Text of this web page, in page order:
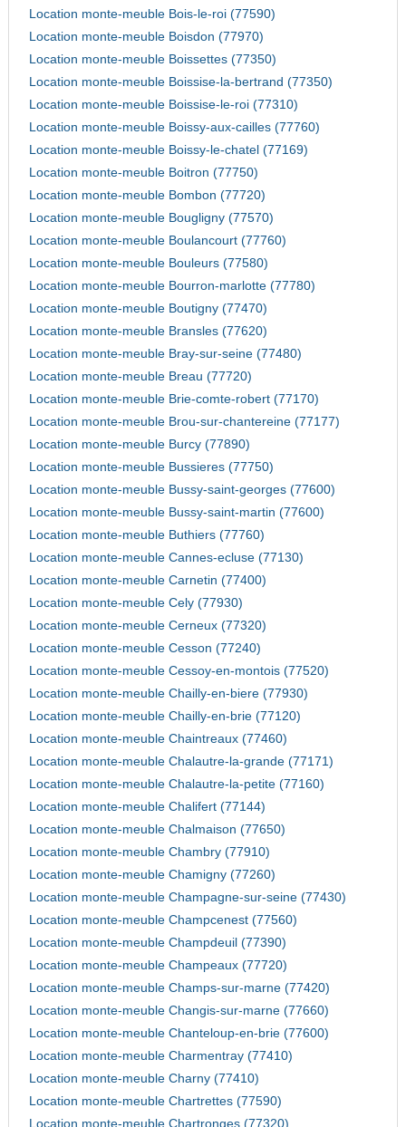
Location monte-meuble Bois-le-roi (77590)
Location monte-meuble Boisdon (77970)
Location monte-meuble Boissettes (77350)
Location monte-meuble Boissise-la-bertrand (77350)
Location monte-meuble Boissise-le-roi (77310)
Location monte-meuble Boissy-aux-cailles (77760)
Location monte-meuble Boissy-le-chatel (77169)
Location monte-meuble Boitron (77750)
Location monte-meuble Bombon (77720)
Location monte-meuble Bougligny (77570)
Location monte-meuble Boulancourt (77760)
Location monte-meuble Bouleurs (77580)
Location monte-meuble Bourron-marlotte (77780)
Location monte-meuble Boutigny (77470)
Location monte-meuble Bransles (77620)
Location monte-meuble Bray-sur-seine (77480)
Location monte-meuble Breau (77720)
Location monte-meuble Brie-comte-robert (77170)
Location monte-meuble Brou-sur-chantereine (77177)
Location monte-meuble Burcy (77890)
Location monte-meuble Bussieres (77750)
Location monte-meuble Bussy-saint-georges (77600)
Location monte-meuble Bussy-saint-martin (77600)
Location monte-meuble Buthiers (77760)
Location monte-meuble Cannes-ecluse (77130)
Location monte-meuble Carnetin (77400)
Location monte-meuble Cely (77930)
Location monte-meuble Cerneux (77320)
Location monte-meuble Cesson (77240)
Location monte-meuble Cessoy-en-montois (77520)
Location monte-meuble Chailly-en-biere (77930)
Location monte-meuble Chailly-en-brie (77120)
Location monte-meuble Chaintreaux (77460)
Location monte-meuble Chalautre-la-grande (77171)
Location monte-meuble Chalautre-la-petite (77160)
Location monte-meuble Chalifert (77144)
Location monte-meuble Chalmaison (77650)
Location monte-meuble Chambry (77910)
Location monte-meuble Chamigny (77260)
Location monte-meuble Champagne-sur-seine (77430)
Location monte-meuble Champcenest (77560)
Location monte-meuble Champdeuil (77390)
Location monte-meuble Champeaux (77720)
Location monte-meuble Champs-sur-marne (77420)
Location monte-meuble Changis-sur-marne (77660)
Location monte-meuble Chanteloup-en-brie (77600)
Location monte-meuble Charmentray (77410)
Location monte-meuble Charny (77410)
Location monte-meuble Chartrettes (77590)
Location monte-meuble Chartronges (77320)